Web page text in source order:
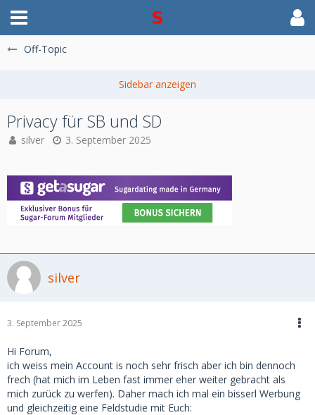
Off-Topic
Privacy für SB und SD
silver 3. September 2025
silver
3. September 2025
Hi Forum,
ich weiss mein Account is noch sehr frisch aber ich bin dennoch
frech (hat mich im Leben fast immer eher weiter gebracht als
mich zurück zu werfen). Daher mach ich mal ein bisserl Werbung
und gleichzeitig eine Feldstudie mit Euch: